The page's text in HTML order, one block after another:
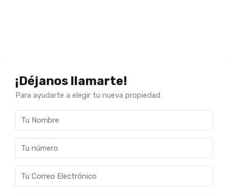
¡Déjanos llamarte!
Para ayudarte a elegir tu nueva propiedad